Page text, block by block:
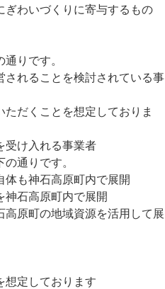
わいづくりに寄与するもの
りです。
されることを検討されている事
ただくことを想定しておりま
受け入れる事業者
通りです。
体も神石高原町内で展開
神石高原町内で展開
高原町の地域資源を活用して展
想定しております